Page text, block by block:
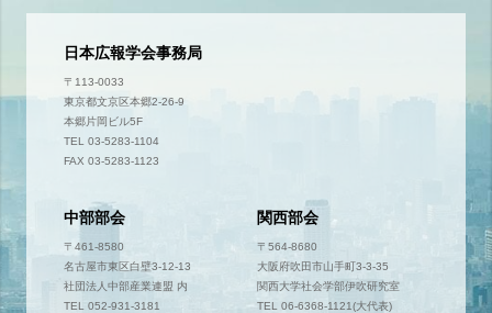
日本広報学会事務局
〒113-0033
東京都文京区本郷2-26-9
本郷片岡ビル5F
TEL 03-5283-1104
FAX 03-5283-1123
中部部会
〒461-8580
名古屋市東区白壁3-12-13
社団法人中部産業連盟 内
TEL 052-931-3181
関西部会
〒564-8680
大阪府吹田市山手町3-3-35
関西大学社会学部伊吹研究室
TEL 06-6368-1121(大代表)